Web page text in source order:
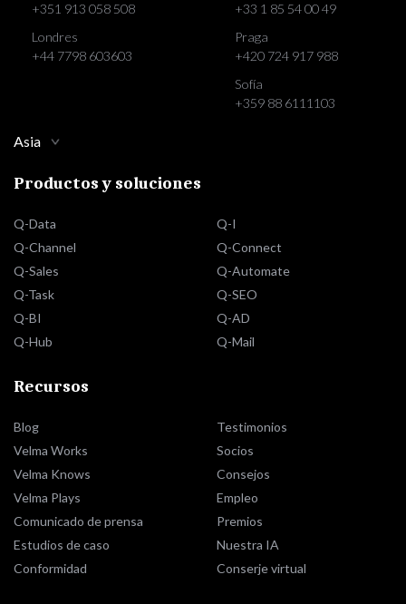
+351 913 058 508
Londres
+44 7798 603603
+33 1 85 54 00 49
Praga
+420 724 917 988
Sofía
+359 88 6111103
Asia
Productos y soluciones
Q-Data
Q-Channel
Q-Sales
Q-Task
Q-BI
Q-Hub
Q-I
Q-Connect
Q-Automate
Q-SEO
Q-AD
Q-Mail
Recursos
Blog
Velma Works
Velma Knows
Velma Plays
Comunicado de prensa
Estudios de caso
Conformidad
Testimonios
Socios
Consejos
Empleo
Premios
Nuestra IA
Conserje virtual